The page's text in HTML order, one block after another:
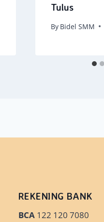
Tulus
By Bidel SMM
REKENING BANK
BCA 122 120 7080